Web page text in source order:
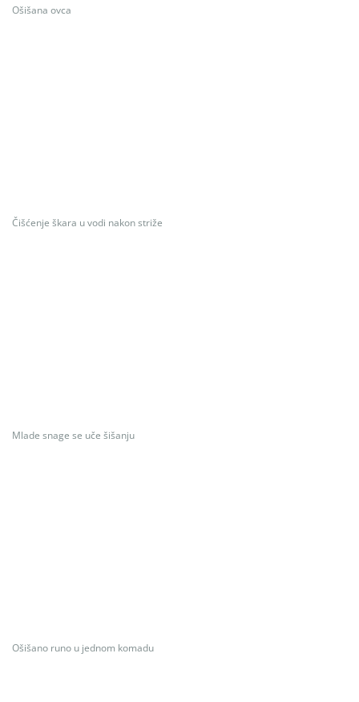
Ošišana ovca
Čišćenje škara u vodi nakon striže
Mlade snage se uče šišanju
Ošišano runo u jednom komadu